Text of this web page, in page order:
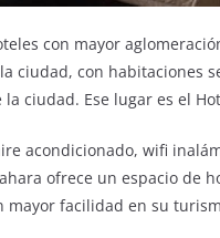
con mayor
ciudad, con habitaciones
ciudad. Ese lugar es el
acondicionado, wifi
ofrece un espacio de
mayor facilidad en su